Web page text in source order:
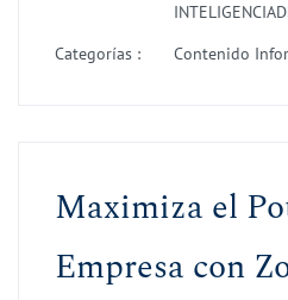
Categorías :
Contenido
Maximiza el
Empresa con